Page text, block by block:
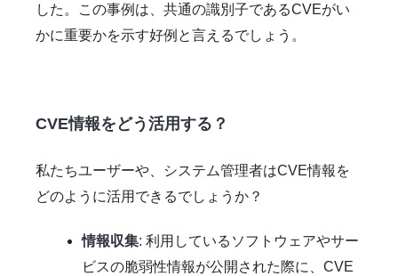
した。この事例は、共通の識別子であるCVEがい
かに重要かを示す好例と言えるでしょう。
CVE情報をどう活用する？
私たちユーザーや、システム管理者はCVE情報を
どのように活用できるでしょうか？
情報収集: 利用しているソフトウェアやサー
ビスの脆弱性情報が公開された際に、CVE